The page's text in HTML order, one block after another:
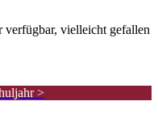
verfügbar, vielleicht gefallen
>